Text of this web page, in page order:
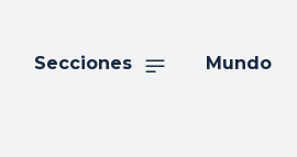
Secciones Mundo